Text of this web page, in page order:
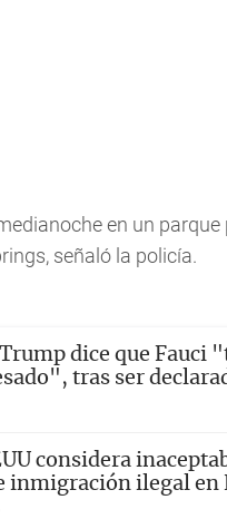
en un parque
señaló la policía.
Trump dice que Fauci
tras ser
considera
inmigración ilegal en